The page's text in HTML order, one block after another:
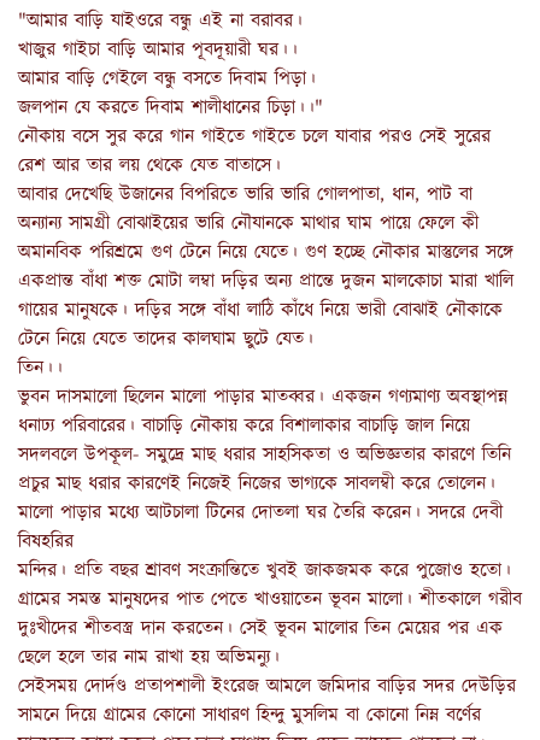
"আমার বাড়ি যাইওরে বন্ধু এই না বরাবর।
খাজুর গাইচা বাড়ি আমার পূবদূয়ারী ঘর।।
আমার বাড়ি গেইলে বন্ধু বসতে দিবাম পিড়া।
জলপান যে করতে দিবাম শালীধানের চিড়া।।"
নৌকায় বসে সুর করে গান গাইতে গাইতে চলে যাবার পরও সেই সুরের
রেশ আর তার লয় থেকে যেত বাতাসে।
আবার দেখেছি উজানের বিপরিতে ভারি ভারি গোলপাতা, ধান, পাট বা
অন্যান্য সামগ্রী বোঝাইয়ের ভারি নৌযানকে মাথার ঘাম পায়ে ফেলে কী
অমানবিক পরিশ্রমে গুণ টেনে নিয়ে যেতে। গুণ হচ্ছে নৌকার মাস্তুলের সঙ্গে
একপ্রান্ত বাঁধা শক্ত মোটা লম্বা দড়ির অন্য প্রান্তে দুজন মালকোচা মারা খালি
গায়ের মানুষকে। দড়ির সঙ্গে বাঁধা লাঠি কাঁধে নিয়ে ভারী বোঝাই নৌকাকে
টেনে নিয়ে যেতে তাদের কালঘাম ছুটে যেত।
তিন।।
ভুবন দাসমালো ছিলেন মালো পাড়ার মাতব্বর। একজন গণ্যমাণ্য অবস্থাপন্ন
ধনাঢ্য পরিবারের। বাচাড়ি নৌকায় করে বিশালাকার বাচাড়ি জাল নিয়ে
সদলবলে উপকূল- সমুদ্রে মাছ ধরার সাহসিকতা ও অভিজ্ঞতার কারণে তিনি
প্রচুর মাছ ধরার কারণেই নিজেই নিজের ভাগ্যকে সাবলম্বী করে তোলেন।
মালো পাড়ার মধ্যে আটচালা টিনের দোতলা ঘর তৈরি করেন। সদরে দেবী
বিষহরির
মন্দির। প্রতি বছর শ্রাবণ সংক্রান্তিতে খুবই জাকজমক করে পুজোও হতো।
গ্রামের সমস্ত মানুষদের পাত পেতে খাওয়াতেন ভূবন মালো। শীতকালে গরীব
দুঃখীদের শীতবস্ত্র দান করতেন। সেই ভূবন মালোর তিন মেয়ের পর এক
ছেলে হলে তার নাম রাখা হয় অভিমন্যু।
সেইসময় দোর্দণ্ড প্রতাপশালী ইংরেজ আমলে জমিদার বাড়ির সদর দেউড়ির
সামনে দিয়ে গ্রামের কোনো সাধারণ হিন্দু মুসলিম বা কোনো নিম্ন বর্ণের